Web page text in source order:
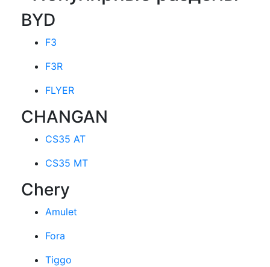
BYD
F3
F3R
FLYER
CHANGAN
CS35 AT
CS35 MT
Chery
Amulet
Fora
Tiggo